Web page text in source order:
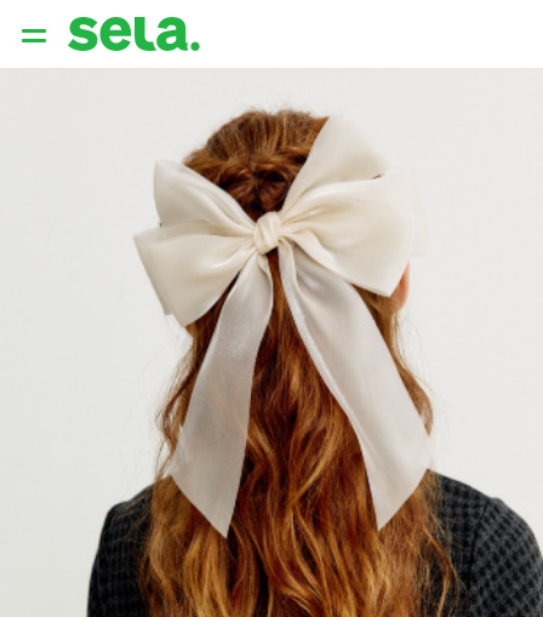
популярные запросы
ДевушкиМужчины
АРХИТЕКТУРА ОБРАЗА
THE ‘90S. OFFICE
АКСЕССУАРЫ
ПРИМЕРИТЬ ОНЛАЙН
SELA × ЧЕБУРАШКА